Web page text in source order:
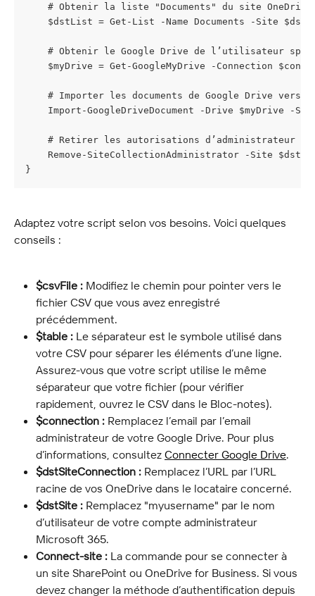
    # Obtenir la liste "Documents" du site OneDrive
$dstList = Get-List -Name Documents -Site
# Obtenir le Google Drive de l’utilisateur
$myDrive = Get-GoogleMyDrive -Connection
# Importer les documents de Google Drive vers
Import-GoogleDriveDocument -Drive $myDrive -
# Retirer les autorisations d’administrateur
Remove-SiteCollectionAdministrator -Site
}
Adaptez votre script selon vos besoins. Voici quelques
conseils :
$csvFile : Modifiez le chemin pour pointer vers le
fichier CSV que vous avez enregistré
précédemment.
$table : Le séparateur est le symbole utilisé dans
votre CSV pour séparer les éléments d’une ligne.
Assurez-vous que votre script utilise le même
séparateur que votre fichier (pour vérifier
rapidement, ouvrez le CSV dans le Bloc-notes).
$connection : Remplacez l’email par l’email
administrateur de votre Google Drive. Pour plus
d’informations, consultez Connecter Google Drive.
$dstSiteConnection : Remplacez l’URL par l’URL
racine de vos OneDrive dans le locataire concerné.
$dstSite : Remplacez "myusername" par le nom
d’utilisateur de votre compte administrateur
Microsoft 365.
Connect-site : La commande pour se connecter à
un site SharePoint ou OneDrive for Business. Si vous
devez changer la méthode d’authentification depuis